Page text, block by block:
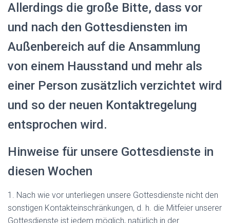
Allerdings die große Bitte, dass vor
und nach den Gottesdiensten im
Außenbereich auf die Ansammlung
von einem Hausstand und mehr als
einer Person zusätzlich verzichtet wird
und so der neuen Kontaktregelung
entsprochen wird.
Hinweise für unsere Gottesdienste in
diesen Wochen
1. Nach wie vor unterliegen unsere Gottesdienste nicht den
sonstigen Kontakteinschränkungen, d. h. die Mitfeier unserer
Gottesdienste ist jedem möglich, natürlich in der